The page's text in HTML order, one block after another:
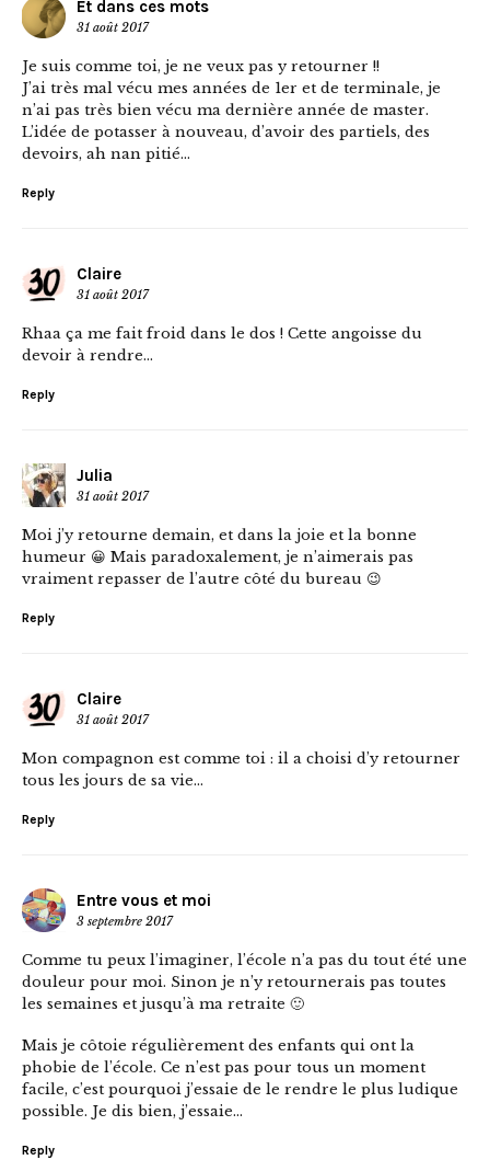
Et dans ces mots
31 août 2017
Je suis comme toi, je ne veux pas y retourner !!
J’ai très mal vécu mes années de 1er et de terminale, je
n’ai pas très bien vécu ma dernière année de master.
L’idée de potasser à nouveau, d’avoir des partiels, des
devoirs, ah nan pitié…
Reply
Claire
31 août 2017
Rhaa ça me fait froid dans le dos ! Cette angoisse du
devoir à rendre…
Reply
Julia
31 août 2017
Moi j’y retourne demain, et dans la joie et la bonne
humeur 😀 Mais paradoxalement, je n’aimerais pas
vraiment repasser de l’autre côté du bureau 😉
Reply
Claire
31 août 2017
Mon compagnon est comme toi : il a choisi d’y retourner
tous les jours de sa vie…
Reply
Entre vous et moi
3 septembre 2017
Comme tu peux l’imaginer, l’école n’a pas du tout été une
douleur pour moi. Sinon je n’y retournerais pas toutes
les semaines et jusqu’à ma retraite 🙂
Mais je côtoie régulièrement des enfants qui ont la
phobie de l’école. Ce n’est pas pour tous un moment
facile, c’est pourquoi j’essaie de le rendre le plus ludique
possible. Je dis bien, j’essaie…
Reply